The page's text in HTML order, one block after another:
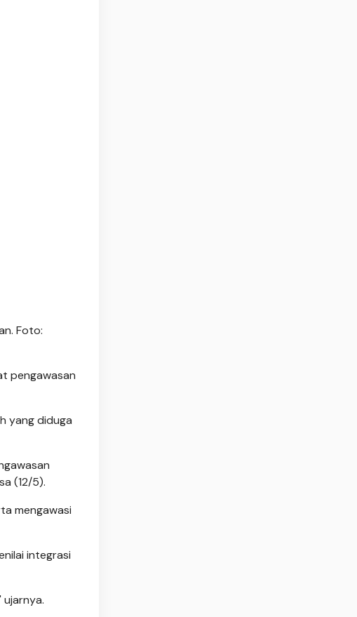
Foto:
pengawasan
yang diduga
(12/5).
mengawasi
integrasi
ujarnya.